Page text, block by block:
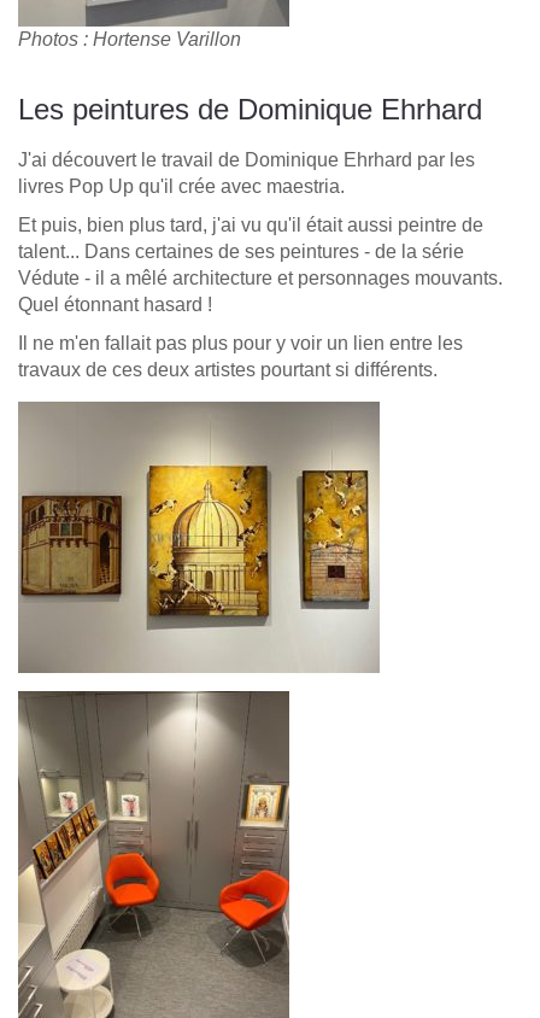
Photos : Hortense Varillon
Les peintures de Dominique Ehrhard
J'ai découvert le travail de Dominique Ehrhard par les
livres Pop Up qu'il crée avec maestria.
Et puis, bien plus tard, j'ai vu qu'il était aussi peintre de
talent... Dans certaines de ses peintures - de la série
Védute - il a mêlé architecture et personnages mouvants.
Quel étonnant hasard !
Il ne m'en fallait pas plus pour y voir un lien entre les
travaux de ces deux artistes pourtant si différents.